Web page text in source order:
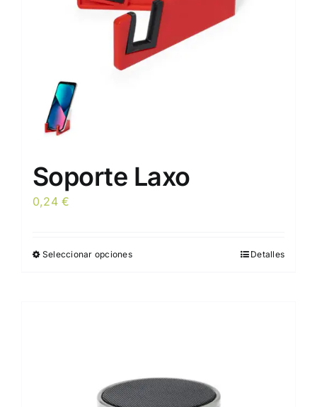
Soporte Laxo
0,24€
Seleccionar opcionesEste
se
Detalles